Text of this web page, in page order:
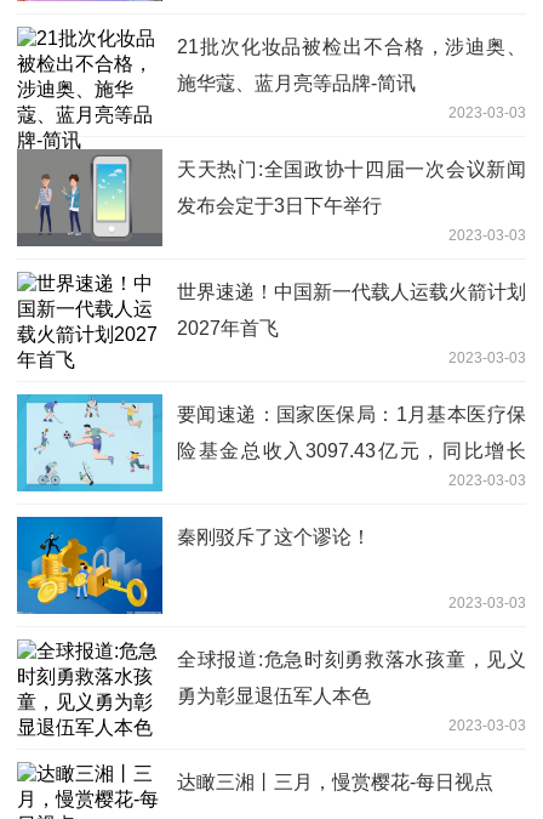
21批次化妆品被检出不合格，涉迪奥、
施华蔻、蓝月亮等品牌-简讯
2023-03-03
天天热门:全国政协十四届一次会议新闻
发布会定于3日下午举行
2023-03-03
世界速递！中国新一代载人运载火箭计划
2027年首飞
2023-03-03
要闻速递：国家医保局：1月基本医疗保
险基金总收入3097.43亿元，同比增长
2023-03-03
秦刚驳斥了这个谬论！
2023-03-03
全球报道:危急时刻勇救落水孩童，见义
勇为彰显退伍军人本色
2023-03-03
达瞰三湘丨三月，慢赏樱花-每日视点